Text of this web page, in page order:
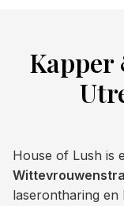
Kapper
House of Lush is
laserontharing en